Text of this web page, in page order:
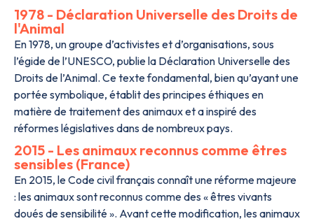
1978 - Déclaration Universelle des Droits de
l'Animal
En 1978, un groupe d’activistes et d’organisations, sous
l’égide de l’UNESCO, publie la Déclaration Universelle des
Droits de l’Animal. Ce texte fondamental, bien qu’ayant une
portée symbolique, établit des principes éthiques en
matière de traitement des animaux et a inspiré des
réformes législatives dans de nombreux pays.
2015 - Les animaux reconnus comme êtres
sensibles (France)
En 2015, le Code civil français connaît une réforme majeure
: les animaux sont reconnus comme des « êtres vivants
doués de sensibilité ». Avant cette modification, les animaux